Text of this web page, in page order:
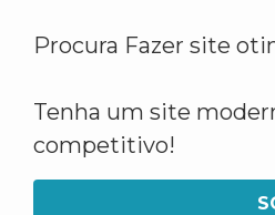
Procura Fazer site
Tenha um site
competitivo!